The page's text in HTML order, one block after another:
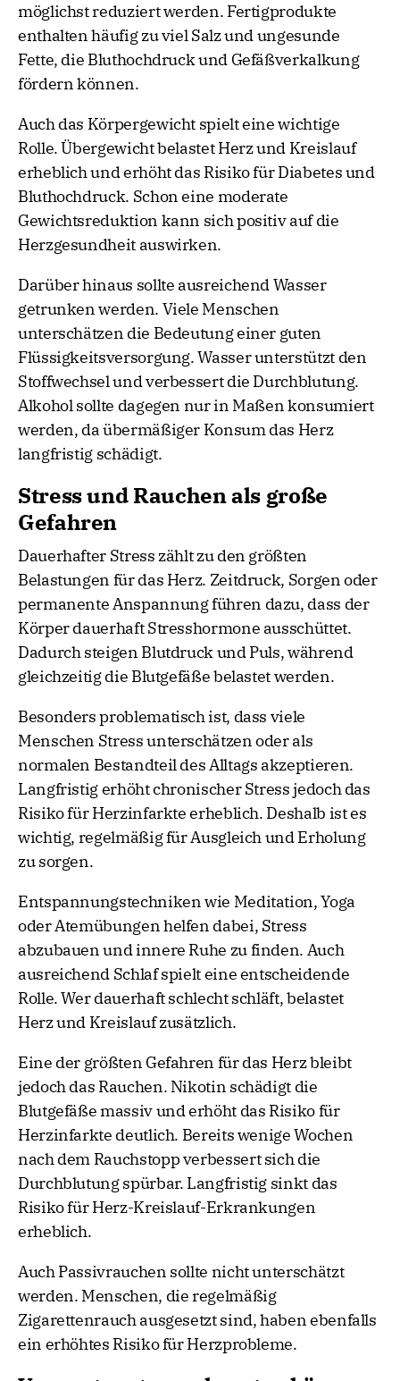
möglichst reduziert werden. Fertigprodukte
enthalten häufig zu viel Salz und ungesunde
Fette, die Bluthochdruck und Gefäßverkalkung
fördern können.
Auch das Körpergewicht spielt eine wichtige
Rolle. Übergewicht belastet Herz und Kreislauf
erheblich und erhöht das Risiko für Diabetes und
Bluthochdruck. Schon eine moderate
Gewichtsreduktion kann sich positiv auf die
Herzgesundheit auswirken.
Darüber hinaus sollte ausreichend Wasser
getrunken werden. Viele Menschen
unterschätzen die Bedeutung einer guten
Flüssigkeitsversorgung. Wasser unterstützt den
Stoffwechsel und verbessert die Durchblutung.
Alkohol sollte dagegen nur in Maßen konsumiert
werden, da übermäßiger Konsum das Herz
langfristig schädigt.
Stress und Rauchen als große
Gefahren
Dauerhafter Stress zählt zu den größten
Belastungen für das Herz. Zeitdruck, Sorgen oder
permanente Anspannung führen dazu, dass der
Körper dauerhaft Stresshormone ausschüttet.
Dadurch steigen Blutdruck und Puls, während
gleichzeitig die Blutgefäße belastet werden.
Besonders problematisch ist, dass viele
Menschen Stress unterschätzen oder als
normalen Bestandteil des Alltags akzeptieren.
Langfristig erhöht chronischer Stress jedoch das
Risiko für Herzinfarkte erheblich. Deshalb ist es
wichtig, regelmäßig für Ausgleich und Erholung
zu sorgen.
Entspannungstechniken wie Meditation, Yoga
oder Atemübungen helfen dabei, Stress
abzubauen und innere Ruhe zu finden. Auch
ausreichend Schlaf spielt eine entscheidende
Rolle. Wer dauerhaft schlecht schläft, belastet
Herz und Kreislauf zusätzlich.
Eine der größten Gefahren für das Herz bleibt
jedoch das Rauchen. Nikotin schädigt die
Blutgefäße massiv und erhöht das Risiko für
Herzinfarkte deutlich. Bereits wenige Wochen
nach dem Rauchstopp verbessert sich die
Durchblutung spürbar. Langfristig sinkt das
Risiko für Herz-Kreislauf-Erkrankungen
erheblich.
Auch Passivrauchen sollte nicht unterschätzt
werden. Menschen, die regelmäßig
Zigarettenrauch ausgesetzt sind, haben ebenfalls
ein erhöhtes Risiko für Herzprobleme.